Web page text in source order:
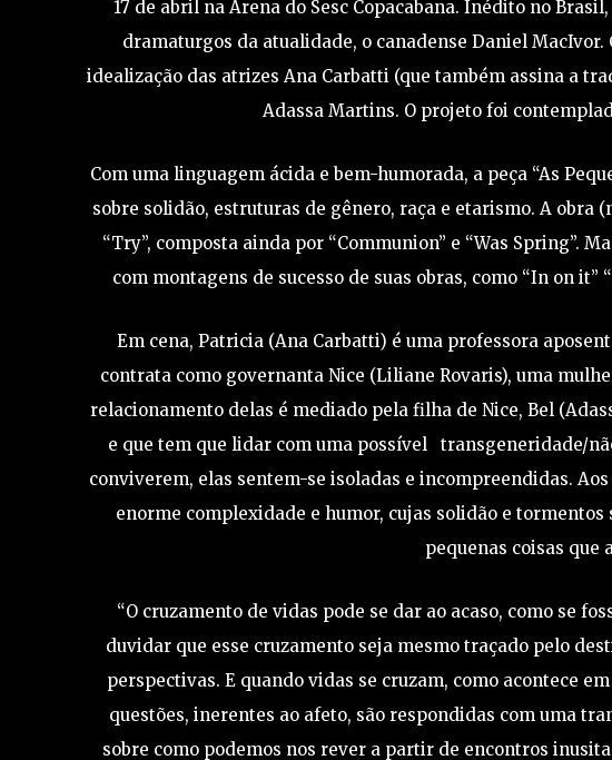
17 de abril na Arena do Sesc Copacabana. Inédito no
dramaturgos da atualidade, o canadense Daniel
idealização das atrizes Ana Carbatti (que também assina a
Adassa Martins. O projeto foi
Com uma linguagem ácida e bem-humorada, a peça “As
sobre solidão, estruturas de gênero, raça e etarismo. A
“Try”, composta ainda por “Communion” e “Was Spring”.
com montagens de sucesso de suas obras, como “In on it”
Em cena, Patricia (Ana Carbatti) é uma professora
contrata como governanta Nice (Liliane Rovaris), uma
relacionamento delas é mediado pela filha de Nice, Bel
e que tem que lidar com uma possível transgeneridade/
conviverem, elas sentem-se isoladas e incompreendidas.
enorme complexidade e humor, cujas solidão e
pequenas coisas que
“O cruzamento de vidas pode se dar ao acaso, como se
duvidar que esse cruzamento seja mesmo traçado pelo
perspectivas. E quando vidas se cruzam, como acontece em
questões, inerentes ao afeto, são respondidas com uma
sobre como podemos nos rever a partir de encontros